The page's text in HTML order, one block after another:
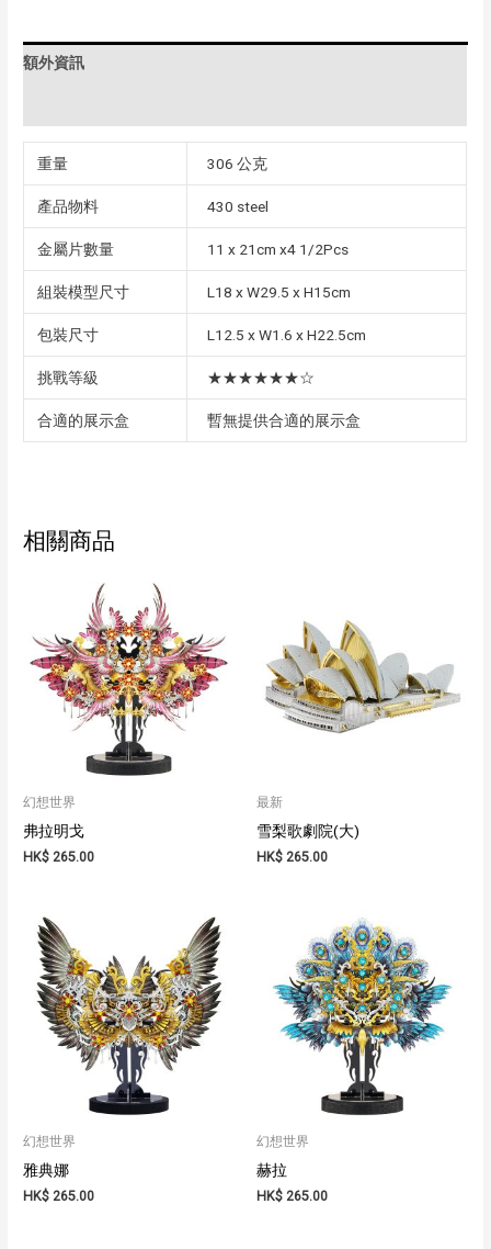
額外資訊
重量 306 公克
產品物料 430 steel
金屬片數量 11 x 21cm x4 1/2Pcs
組裝模型尺寸 L18 x W29.5 x H15cm
包裝尺寸 L12.5 x W1.6 x H22.5cm
挑戰等級 ★★★★★★☆
合適的展示盒 暫無提供合適的展示盒
相關商品
幻想世界
弗拉明戈
HK$ 265.00
最新
雪梨歌劇院(大)
HK$ 265.00
幻想世界
雅典娜
HK$ 265.00
幻想世界
赫拉
HK$ 265.00